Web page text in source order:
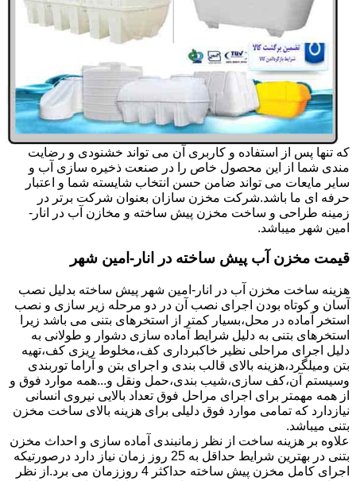
که تنها پس از استفاده و کاربری آن می تواند خشنودی و رضایت
مندی شما از این محصول خاص را در صنعت ذخیره سازی آب و
سایر مایعات می تواند ضامن حسن انتخاب شایسته شما و اعتبار
حرفه ای ما باشد.شرکت مخزن سازان بعنوان شرکت برتر در
زمینه طراحی و ساخت مخزن پیش ساخته و مخازن آب در انار-
امین شهر میباشد.
قیمت مخزن آب پیش ساخته در انار-امین شهر
هزینه ساخت مخزن آب در انار-امین شهر پیش ساخته بدلیل نصب
آسان و کوتاه بودن اجرای نصب آن در دو مرحله زیر سازی و نصب
استخر آماده در محل،بسیار کمتر از استخرهای بتنی می باشد زیرا
استخرهای بتنی به دلیل شرایط آماده سازی دشوار و طولانی به
دلیل اجرای مراحلی نظیر خاکبرداری کف،مخلوط ریزی کف،تهیه
بتن ومیلگرد،هزینه بالای قالب بندی و اجرای بتن و آراما توربندی
وسیستم آن،کف سازی،شیب بندی،حمل ونقل و...همه موارد فوق و
از همه مهمتر برای اجرای مراحل فوق تعداد بالایی نیروی انسانی
نیازدارد که تمامی موارد فوق دلیلی برای هزینه بالای ساخت مخزن
بتنی میباشد.
علاوه بر هزینه ساخت از نظر زمانبندی آماده سازی و احداث مخزن
بتنی در بهترین شرایط حداقل به 25 روز زمان نیاز دارد درصورتیکه
اجرای کامل مخزن پیش ساخته حداکثر 4 روززمان می برد.از نظر